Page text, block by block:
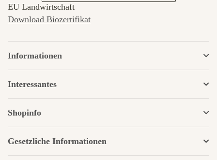
EU Landwirtschaft
Download Biozertifikat
Informationen
Interessantes
Shopinfo
Gesetzliche Informationen